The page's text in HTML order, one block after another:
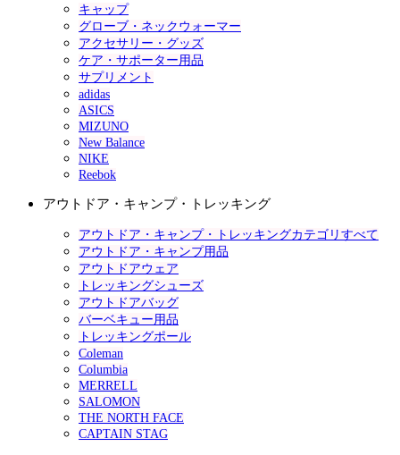
キャップ
グローブ・ネックウォーマー
アクセサリー・グッズ
ケア・サポーター用品
サプリメント
adidas
ASICS
MIZUNO
New Balance
NIKE
Reebok
アウトドア・キャンプ・トレッキング
アウトドア・キャンプ・トレッキングカテゴリすべて
アウトドア・キャンプ用品
アウトドアウェア
トレッキングシューズ
アウトドアバッグ
バーベキュー用品
トレッキングポール
Coleman
Columbia
MERRELL
SALOMON
THE NORTH FACE
CAPTAIN STAG